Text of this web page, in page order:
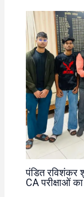
पंडित रविशंकर
CA परीक्षाओं